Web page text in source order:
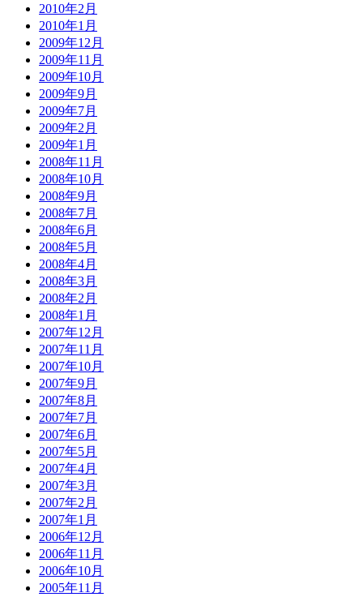
2010年2月
2010年1月
2009年12月
2009年11月
2009年10月
2009年9月
2009年7月
2009年2月
2009年1月
2008年11月
2008年10月
2008年9月
2008年7月
2008年6月
2008年5月
2008年4月
2008年3月
2008年2月
2008年1月
2007年12月
2007年11月
2007年10月
2007年9月
2007年8月
2007年7月
2007年6月
2007年5月
2007年4月
2007年3月
2007年2月
2007年1月
2006年12月
2006年11月
2006年10月
2005年11月